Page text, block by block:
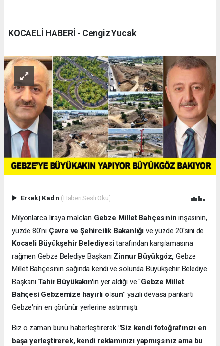
KOCAELİ HABERİ - Cengiz Yucak
Erkek| Kadın (Haberi Sesli Oku)
Milyonlarca liraya malolan Gebze Millet Bahçesinin inşasının,
yüzde 80'ni Çevre ve Şehircilik Bakanlığı ve yüzde 20'sini de
Kocaeli Büyükşehir Belediyesitarafından karşılamasına
rağmen Gebze Belediye Başkanı Zinnur Büyükgöz, Gebze
Millet Bahçesinin sağında kendi ve solunda Büyükşehir Belediye
Başkanı Tahir Büyükakın'ın yer aldığı ve "Gebze Millet
Bahçesi Gebzemize hayırlı olsun"yazılı devasa pankartı
Gebze'nin en görünür yerlerine astırmıştı.
Biz o zaman bunu haberleştirerek "Siz kendi fotoğrafınızı en
başa yerleştirerek, kendi reklamınızı yapmışsınız ama bu